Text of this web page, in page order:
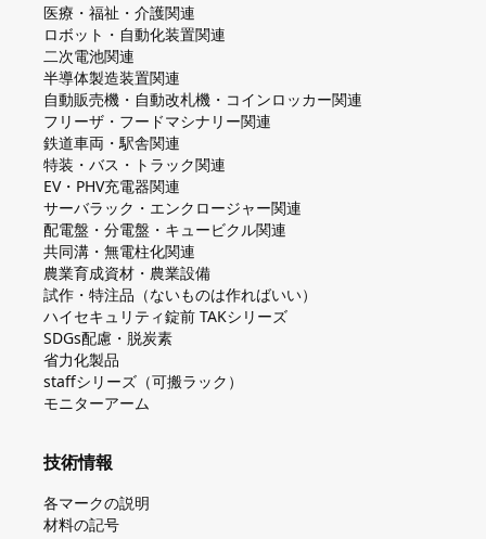
医療・福祉・介護関連
ロボット・自動化装置関連
二次電池関連
半導体製造装置関連
自動販売機・自動改札機・コインロッカー関連
フリーザ・フードマシナリー関連
鉄道車両・駅舎関連
特装・バス・トラック関連
EV・PHV充電器関連
サーバラック・エンクロージャー関連
配電盤・分電盤・キュービクル関連
共同溝・無電柱化関連
農業育成資材・農業設備
試作・特注品（ないものは作ればいい）
ハイセキュリティ錠前 TAKシリーズ
SDGs配慮・脱炭素
省力化製品
staffシリーズ（可搬ラック）
モニターアーム
技術情報
各マークの説明
材料の記号